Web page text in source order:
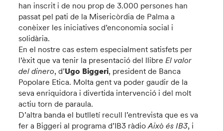
han inscrit i de nou prop de 3.000 persones han
passat pel pati de la Misericòrdia de Palma a
conèixer les iniciatives d’enconomia social i
solidària.
En el nostre cas estem especialment satisfets per
l’èxit que va tenir la presentació del llibreEl valor
del dinero, d’Ugo Biggeri, president de Banca
Popolare Etica. Molta gent va poder gaudir de la
seva enriquidora i divertida intervenció i del molt
actiu torn de paraula.
D’altra banda el butlletí recull l’entrevista que es va
fer a Biggeri al programa d’IB3 ràdioAixò és IB3, i